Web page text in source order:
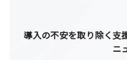
導入の不安を取り除く 支
ニ